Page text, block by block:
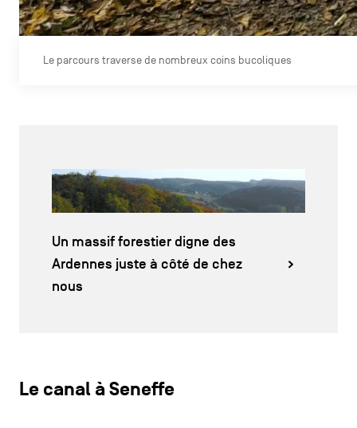
Le parcours traverse de nombreux coins bucoliques
Un massif forestier digne des
Ardennes juste à côté de chez
nous
Le canal à Seneffe